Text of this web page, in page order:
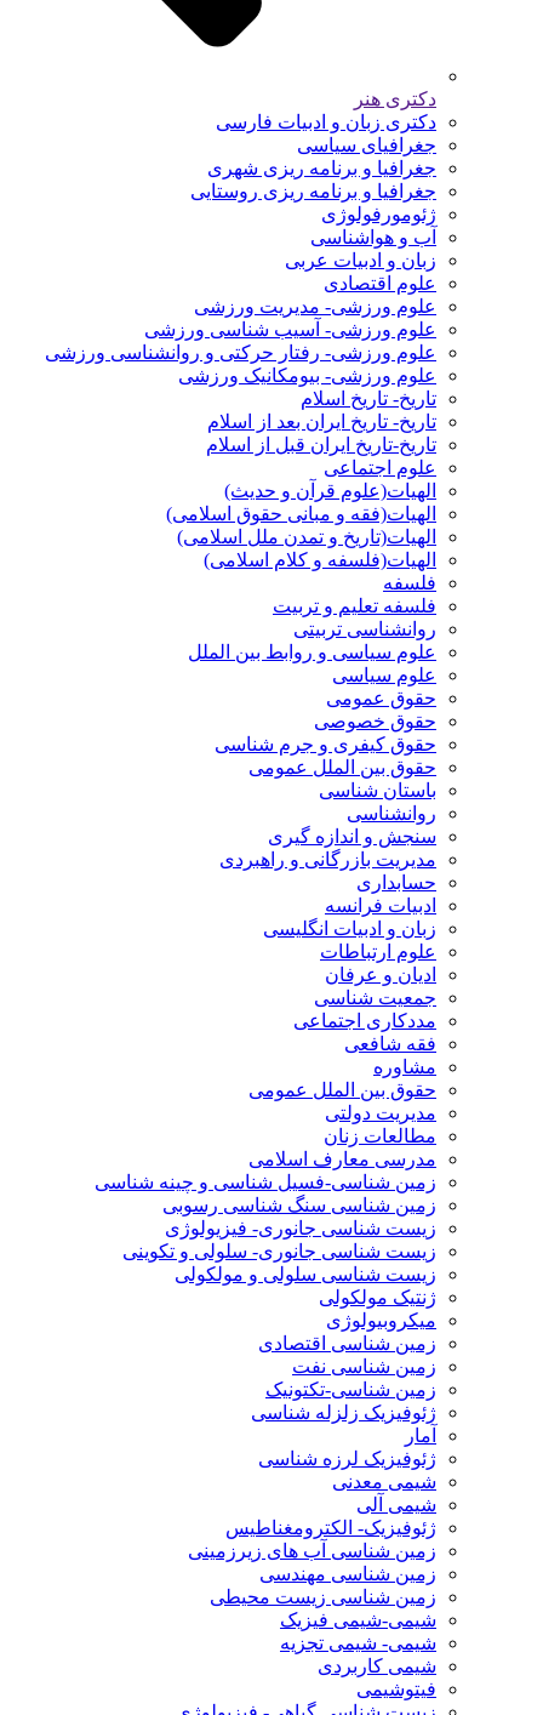
دکتری هنر
دکتری زبان و ادبیات فارسی
جغرافیای سیاسی
جغرافیا و برنامه ریزی شهری
جغرافیا و برنامه ریزی روستایی
ژئومورفولوژی
آب و هواشناسی
زبان و ادبیات عربی
علوم اقتصادی
علوم ورزشی- مدیریت ورزشی
علوم ورزشی- آسیب شناسی ورزشی
علوم ورزشی- رفتار حرکتی و روانشناسی ورزشی
علوم ورزشی- بیومکانیک ورزشی
تاریخ- تاریخ اسلام
تاریخ- تاریخ ایران بعد از اسلام
تاریخ-تاریخ ایران قبل از اسلام
علوم اجتماعی
الهیات(علوم قرآن و حدیث)
الهیات(فقه و مبانی حقوق اسلامی)
الهیات(تاریخ و تمدن ملل اسلامی)
الهیات(فلسفه و کلام اسلامی)
فلسفه
فلسفه تعلیم و تربیت
روانشناسی تربیتی
علوم سیاسی و روابط بین الملل
علوم سیاسی
حقوق عمومی
حقوق خصوصی
حقوق کیفری و جرم شناسی
حقوق بین الملل عمومی
باستان شناسی
روانشناسی
سنجش و اندازه گیری
مدیریت بازرگانی و راهبردی
حسابداری
ادبیات فرانسه
زبان و ادبیات انگلیسی
علوم ارتباطات
ادیان و عرفان
جمعیت شناسی
مددکاری اجتماعی
فقه شافعی
مشاوره
حقوق بین الملل عمومی
مدیریت دولتی
مطالعات زنان
مدرسی معارف اسلامی
زمین شناسی-فسیل شناسی و چینه شناسی
زمین شناسی سنگ شناسی رسوبی
زیست شناسی جانوری- فیزیولوژی
زیست شناسی جانوری- سلولی و تکوینی
زیست شناسی سلولی و مولکولی
ژنتیک مولکولی
میکروبیولوژی
زمین شناسی اقتصادی
زمین شناسی نفت
زمین شناسی-تکتونیک
ژئوفیزیک زلزله شناسی
آمار
ژئوفیزیک لرزه شناسی
شیمی معدنی
شیمی آلی
ژئوفیزیک- الکترومغناطیس
زمین شناسی آب های زیرزمینی
زمین شناسی مهندسی
زمین شناسی زیست محیطی
شیمی-شیمی فیزیک
شیمی- شیمی تجزیه
شیمی کاربردی
فیتوشیمی